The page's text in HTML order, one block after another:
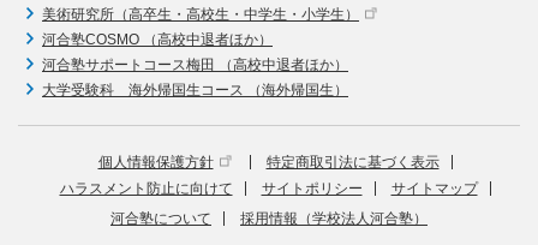
美術研究所（高卒生・高校生・中学生・小学生）
河合塾COSMO （高校中退者ほか）
河合塾サポートコース梅田 （高校中退者ほか）
大学受験科 海外帰国生コース （海外帰国生）
個人情報保護方針
特定商取引法に基づく表示
ハラスメント防止に向けて
サイトポリシー
サイトマップ
河合塾について
採用情報（学校法人河合塾）